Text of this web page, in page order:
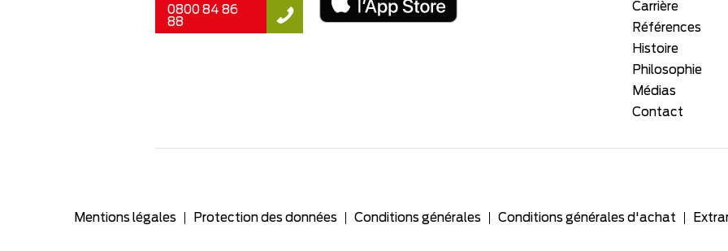
0800 84 86
88
Carrière
Références
Histoire
Philosophie
Médias
Contact
Mentions légales Protection des données Conditions générales Conditions générales d'achat